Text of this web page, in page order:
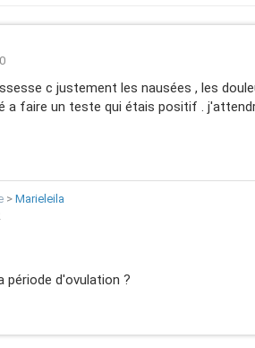
c justement les nausées , les
a faire un teste qui étais positif .
> Marieleila
période d'ovulation ?